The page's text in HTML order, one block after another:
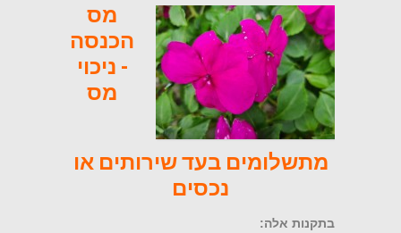
מס
הכנסה
- ניכוי
מס
מתשלומים בעד שירותים או
נכסים
בתקנות אלה: